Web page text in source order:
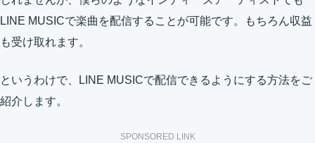
LINE MUSICで楽曲を配信することが可能です。もちろん収益
も受け取れます。
というわけで、LINE MUSICで配信できるようにする方法をご
紹介します。
SPONSORED LINK